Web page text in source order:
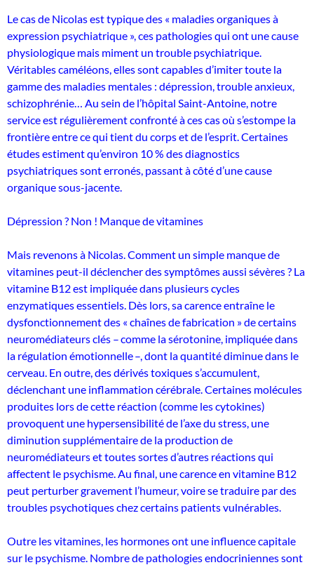
Le cas de Nicolas est typique des « maladies organiques à
expression psychiatrique », ces pathologies qui ont une cause
physiologique mais miment un trouble psychiatrique.
Véritables caméléons, elles sont capables d’imiter toute la
gamme des maladies mentales : dépression, trouble anxieux,
schizophrénie… Au sein de l’hôpital Saint-Antoine, notre
service est régulièrement confronté à ces cas où s’estompe la
frontière entre ce qui tient du corps et de l’esprit. Certaines
études estiment qu’environ 10 % des diagnostics
psychiatriques sont erronés, passant à côté d’une cause
organique sous-jacente.
Dépression ? Non ! Manque de vitamines
Mais revenons à Nicolas. Comment un simple manque de
vitamines peut-il déclencher des symptômes aussi sévères ? La
vitamine B12 est impliquée dans plusieurs cycles
enzymatiques essentiels. Dès lors, sa carence entraîne le
dysfonctionnement des « chaînes de fabrication » de certains
neuromédiateurs clés – comme la sérotonine, impliquée dans
la régulation émotionnelle –, dont la quantité diminue dans le
cerveau. En outre, des dérivés toxiques s’accumulent,
déclenchant une inflammation cérébrale. Certaines molécules
produites lors de cette réaction (comme les cytokines)
provoquent une hypersensibilité de l’axe du stress, une
diminution supplémentaire de la production de
neuromédiateurs et toutes sortes d’autres réactions qui
affectent le psychisme. Au final, une carence en vitamine B12
peut perturber gravement l’humeur, voire se traduire par des
troubles psychotiques chez certains patients vulnérables.
Outre les vitamines, les hormones ont une influence capitale
sur le psychisme. Nombre de pathologies endocriniennes sont